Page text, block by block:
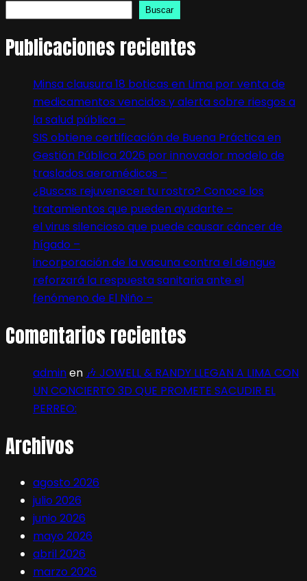
Buscar
Publicaciones recientes
Minsa clausura 18 boticas en Lima por venta de
medicamentos vencidos y alerta sobre riesgos a
la salud pública –
SIS obtiene certificación de Buena Práctica en
Gestión Pública 2026 por innovador modelo de
traslados aeromédicos –
¿Buscas rejuvenecer tu rostro? Conoce los
tratamientos que pueden ayudarte –
el virus silencioso que puede causar cáncer de
hígado –
incorporación de la vacuna contra el dengue
reforzará la respuesta sanitaria ante el
fenómeno de El Niño –
Comentarios recientes
adminen 🎶 JOWELL & RANDY LLEGAN A LIMA CON
UN CONCIERTO 3D QUE PROMETE SACUDIR EL
PERREO:
Archivos
agosto 2026
julio 2026
junio 2026
mayo 2026
abril 2026
marzo 2026